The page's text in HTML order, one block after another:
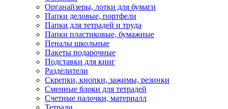
Органайзеры, лотки для бумаги
Папки деловые, портфели
Папки для тетрадей и труда
Папки пластиковые, бумажные
Пеналы школьные
Пакеты подарочные
Подставки для книг
Разделители
Скрепки, кнопки, зажимы, резинки
Сменные блоки для тетрадей
Счетные палочки, материалл
Тетради